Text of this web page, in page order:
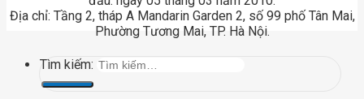
Địa chỉ: Tầng 2, tháp A Mandarin Garden 2, số 99 phố Tân Mai,
Phường Tương Mai, TP. Hà Nội.
Tìm kiếm: